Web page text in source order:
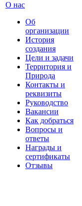
О нас
Об
организации
История
создания
Цели и задачи
Территория и
Природа
Контакты и
реквизиты
Руководство
Вакансии
Как добраться
Вопросы и
ответы
Награды и
сертификаты
Отзывы